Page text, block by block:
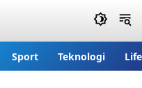
Sport Teknologi